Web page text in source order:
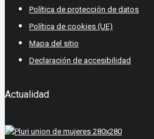
Política de protección de datos
Política de cookies (UE)
Mapa del sitio
Declaración de accesibilidad
Actualidad